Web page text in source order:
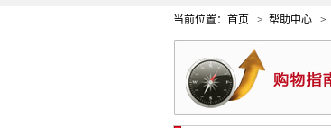
当前位置： 首页 > 帮助中心 >